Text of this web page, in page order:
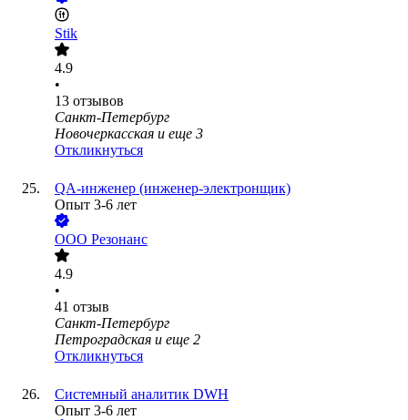
Stik
4.9
•
13 отзывов
Санкт-Петербург
Новочеркасская и еще 3
Откликнуться
QA-инженер (инженер-электронщик)
Опыт 3-6 лет
ООО Резонанс
4.9
•
41 отзыв
Санкт-Петербург
Петроградская и еще 2
Откликнуться
Системный аналитик DWH
Опыт 3-6 лет